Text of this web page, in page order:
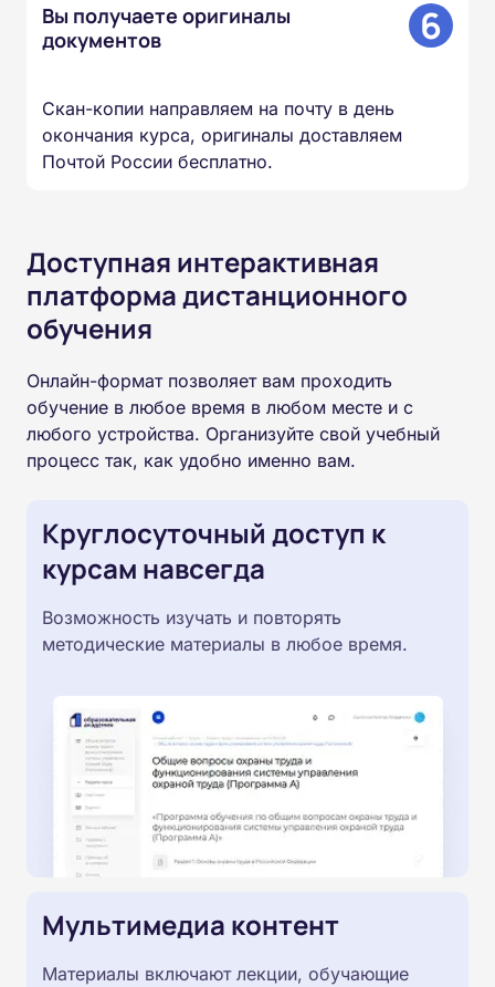
Вы получаете оригиналы
документов
6
Скан-копии направляем на почту в день
окончания курса, оригиналы доставляем
Почтой России бесплатно.
Доступная интерактивная
платформа дистанционного
обучения
Онлайн-формат позволяет вам проходить
обучение в любое время в любом месте и с
любого устройства. Организуйте свой учебный
процесс так, как удобно именно вам.
Круглосуточный доступ к
курсам навсегда
Возможность изучать и повторять
методические материалы в любое время.
Мультимедиа контент
Материалы включают лекции, обучающие